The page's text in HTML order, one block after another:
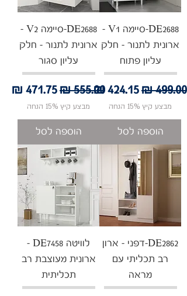
DE2688-סיימה V1 -
ארונית לתנור - חלק
עליון פתוח
מחיר רגילמחיר מבצע
מבצע קיץ 15% הנחה
הוספה לסל
DE2688-סיימה V2 -
ארונית לתנור - חלק
עליון סגור
מחיר רגילמחיר
מבצע קיץ 15% הנחה
הוספה לסל
DE2862-דפני - ארון
רב תכליתי עם
מראה
לוויטה DE7458 -
ארונית מעוצבת רב
תכליתית